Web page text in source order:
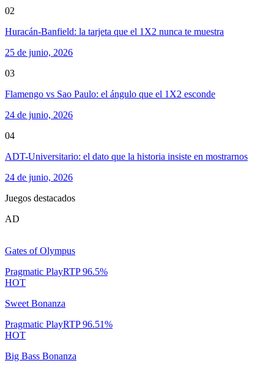
02
Huracán-Banfield: la tarjeta que el 1X2 nunca te muestra
25 de junio, 2026
03
Flamengo vs Sao Paulo: el ángulo que el 1X2 esconde
24 de junio, 2026
04
ADT-Universitario: el dato que la historia insiste en mostrarnos
24 de junio, 2026
Juegos destacados
AD
Gates of Olympus
Pragmatic PlayRTP96.5%
HOT
Sweet Bonanza
Pragmatic PlayRTP96.51%
HOT
Big Bass Bonanza